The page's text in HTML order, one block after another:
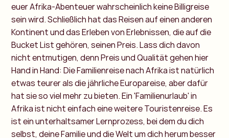
euer Afrika-Abenteuer wahrscheinlich keine Billigreise
sein wird. Schließlich hat das Reisen auf einen anderen
Kontinent und das Erleben von Erlebnissen, die auf die
Bucket List gehören, seinen Preis. Lass dich davon
nicht entmutigen, denn Preis und Qualität gehen hier
Hand in Hand: Die Familienreise nach Afrika ist natürlich
etwas teurer als die jährliche Europareise, aber dafür
hat sie so viel mehr zu bieten. Ein 'Familienurlaub' in
Afrika ist nicht einfach eine weitere Touristenreise. Es
ist ein unterhaltsamer Lernprozess, bei dem du dich
selbst, deine Familie und die Welt um dich herum besser